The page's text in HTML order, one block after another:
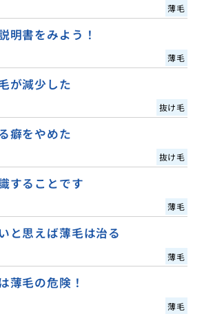
薄毛
明書をみよう！
薄毛
が減少した
抜け毛
癖をやめた
抜け毛
することです
薄毛
と思えば薄毛は治る
薄毛
薄毛の危険！
薄毛